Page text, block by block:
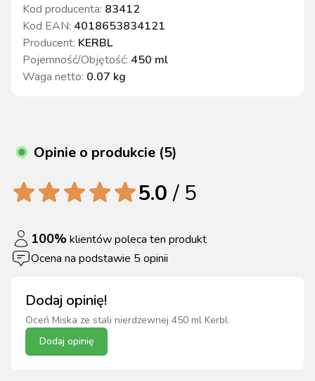
Kod producenta: 83412
Kod EAN: 4018653834121
Producent: KERBL
Pojemność/Objętość: 450 ml
Waga netto: 0.07 kg
Opinie o produkcie (5)
Dodaj opinię!
Oceń Miska ze stali nierdzewnej 450 ml Kerbl.
Dodaj opinię
5.0/ 5
100%klientów poleca ten produkt
Ocena na podstawie 5 opinii